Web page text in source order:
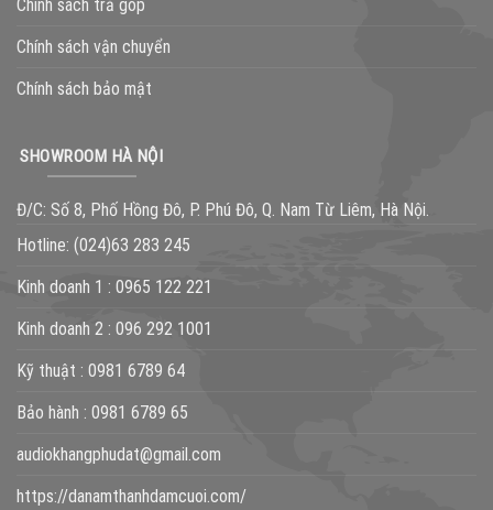
Chính sách trả góp
Chính sách vận chuyển
Chính sách bảo mật
SHOWROOM HÀ NỘI
Đ/C: Số 8, Phố Hồng Đô, P. Phú Đô, Q. Nam Từ Liêm, Hà Nội.
Hotline: (024)63 283 245
Kinh doanh 1 : 0965 122 221
Kinh doanh 2 : 096 292 1001
Kỹ thuật : 0981 6789 64
Bảo hành : 0981 6789 65
audiokhangphudat@gmail.com
https://danamthanhdamcuoi.com/